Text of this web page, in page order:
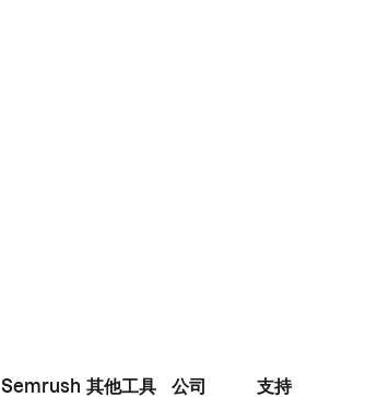
Semrush 其他工具 公司 支持